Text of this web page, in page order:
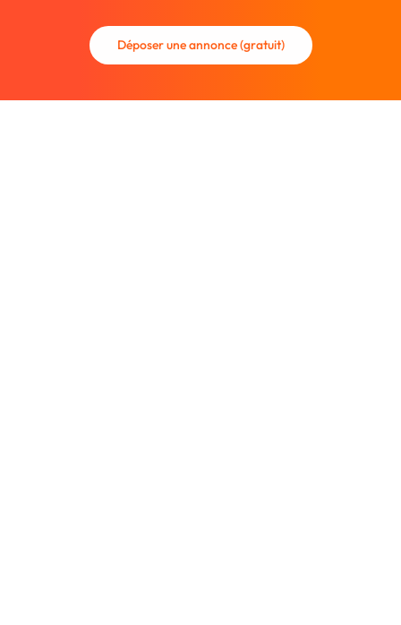
Déposer une annonce (gratuit)